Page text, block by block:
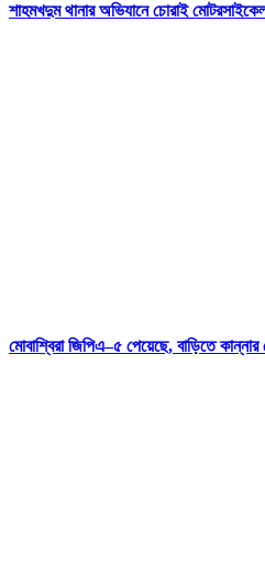
শাহমখদুম থানার অভিযানে চোরাই
মোবাশ্বিরা জিপিএ–৫ পেয়েছে, বাড়িতে